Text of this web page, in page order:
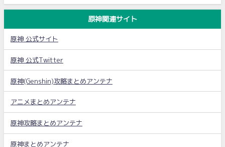
原神関連サイト
原神 公式サイト
原神 公式Twitter
原神(Genshin)攻略まとめアンテナ
アニメまとめアンテナ
原神攻略まとめアンテナ
原神まとめアンテナ